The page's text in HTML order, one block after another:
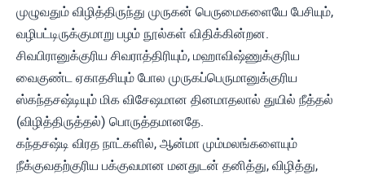
முழுவதும் விழித்திருந்து முருகன் பெருமைகளையே பேசியும்,
வழிபட்டிருக்குமாறு பழம் நூல்கள் விதிக்கின்றன.
சிவபிரானுக்குரிய சிவராத்திரியும், மஹாவிஷ்ணுக்குரிய
வைகுண்ட ஏகாதசியும் போல முருகப்பெருமானுக்குரிய
ஸ்கந்தசஷ்டியும் மிக விசேஷமான தினமாதலால் துயில் நீத்தல்
(விழித்திருத்தல்) பொருத்தமானதே.
கந்தசஷ்டி விரத நாட்களில், ஆன்மா மும்மலங்களையும்
நீக்குவதற்குரிய பக்குவமான மனதுடன் தனித்து, விழித்து,